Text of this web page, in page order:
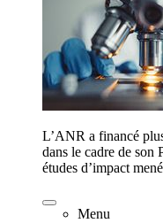
L’ANR a financé
dans le cadre de son
études d’impact
Menu